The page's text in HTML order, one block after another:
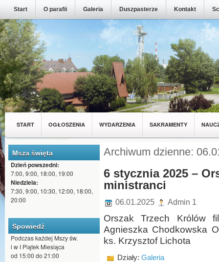
Start O parafii Galeria Duszpasterze Kontakt
START OGŁOSZENIA WYDARZENIA SAKRAMENTY
MŁODZIEŻ Z NASZEJ PARAFII WSPÓLNOTY
Msza święta
Dzień powszedni:
7:00, 9:00, 18:00, 19:00
Niedziela:
7:30, 9:00, 10:30, 12:00, 18:00,
20:00
Spowiedź
Podczas każdej Mszy św.
i w I Piątek Miesiąca
od 15:00 do 21:00
Archiwum dzienne:
6 stycznia 2025 –
ministranci
06.01.2025 Admin 1
Orszak Trzech Królów
Agnieszka Chodkowska
ks. Krzysztof Lichota
Działy: Galeria